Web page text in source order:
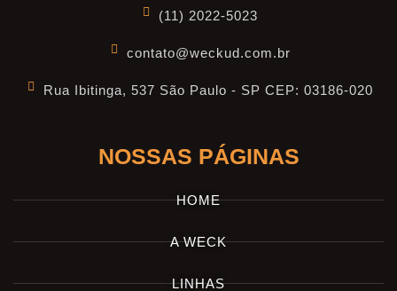
(11) 2022-5023
contato@weckud.com.br
Rua Ibitinga, 537 São Paulo - SP CEP: 03186-020
NOSSAS PÁGINAS
HOME
A WECK
LINHAS